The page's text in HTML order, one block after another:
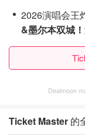
2026演唱会王
&墨尔本双城！
Dealmoon
Ticket Master 的